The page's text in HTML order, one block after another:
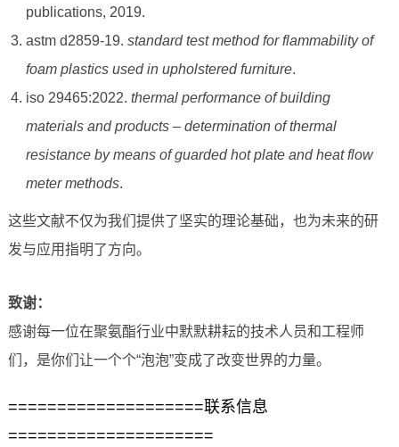
publications, 2019.
astm d2859-19. standard test method for flammability of
foam plastics used in upholstered furniture.
iso 29465:2022. thermal performance of building
materials and products – determination of thermal
resistance by means of guarded hot plate and heat flow
meter methods.
这些文献不仅为我们提供了坚实的理论基础，也为未来的研
发与应用指明了方向。
致谢：
感谢每一位在聚氨酯行业中默默耕耘的技术人员和工程师
们，是你们让一个个“泡泡”变成了改变世界的力量。
====================联系信息
=====================